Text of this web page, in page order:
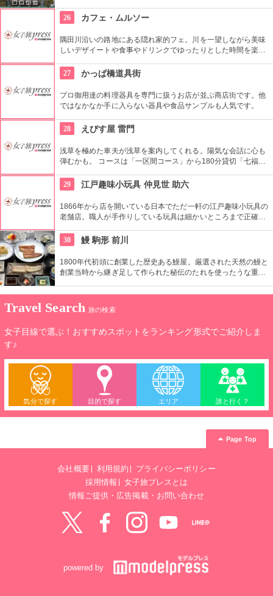
がいい。浅草を観光した際には是非立ち寄りたい。
26 カフェ・ムルソー
隅田川沿いの路地にある隠れ家的フェ。川を一望しながら美味
しいデザイートや食事やドリンクでゆったりとした時間を楽し
27
かっぱ橋道具街
プロ御用達の料理器具を専門に扱うお店が並ぶ商店街です。他
ではなかなか手に入らない器具や食品サンプルも人気です。
28 えびす屋 雷門
浅草を極めた車夫が浅草を案内してくれる。陽気な会話に心も
弾むかも。 コースは「一区間コース」から180分貸切「七福神
好評だとか。
29 江戸趣味小玩具 仲見世 助六
1866年から店を開いている日本でただ一軒の江戸趣味小玩具の
老舗店。職人が手作りしている玩具は細かいところまで正確に
30
鰻 駒形 前川
1800年代初頭に創業した歴史ある鰻屋。厳選された天然の鰻と
創業当時から継ぎ足して作られた秘伝のたれを使ったうな重は
Travel Search 旅の検索
女子目線で選ぶ！おすすめスポットをランキング形式でご紹介しま
す♪
気分で探す 目的で探す エリア 誰と行く？
Page Top
会社概要 利用規約
プライバシーポリシー
採用情報
女子旅プレスとは
情報ご提供・広告掲載・お問い合わせ
powered by